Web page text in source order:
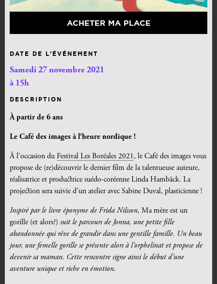
ACHETER MA PLACE
DATE DE L’ÉVÉNEMENT
Samedi 27 novembre 2021
à 15h
DESCRIPTION
Àpartir de 6 ans
Le Café des images à l’heure nordique !
À l’occasion du Festival Les Boréales 2021, le Café des images vous
propose de (re)découvrir le dernier film de la talentueuse auteure,
réalisatrice et productrice suédo-coréenne Linda Hambäck. La
projection sera suivie d’un atelier avec Sabine Duval, plasticienne !
Inspiré par le livre éponyme de Frida Nilsson, Ma mère est un
gorille (et alors?) suit le parcours de Jonna, une petite fille
abandonnée qui rêve de grandir dans une gentille famille. Un beau
jour, une femelle gorille se présente alors à l’orphelinat et propose de
devenir sa maman. Cette rencontre signe ainsi le début d’une
aventure unique et riche en émotion.